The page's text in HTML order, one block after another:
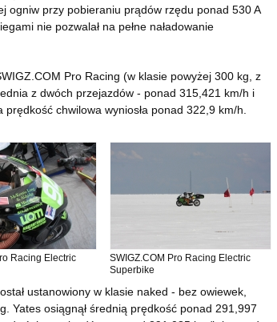
ogniw przy pobieraniu prądów rzędu ponad 530 A
nie pozwalał na pełne naładowanie
Pro Racing (w klasie powyżej 300 kg, z
z dwóch przejazdów - ponad 315,421 km/h i
chwilowa wyniosła ponad 322,9 km/h.
Racing Electric
SWIGZ.COM Pro Racing Electric
Superbike
ustanowiony w klasie naked - bez owiewek,
Yates osiągnął średnią prędkość ponad 291,997